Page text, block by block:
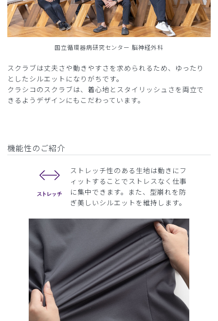
国立循環器病研究センター 脳神経外科
スクラブは丈夫さや動きやすさを求められるため、ゆったり
としたシルエットになりがちです。
クラシコのスクラブは、着心地とスタイリッシュさを両立で
きるようデザインにもこだわっています。
機能性のご紹介
ストレッチ性のある生地は動きにフ
ィットすることでストレスなく仕事
に集中できます。また、型崩れを防
ぎ美しいシルエットを維持します。